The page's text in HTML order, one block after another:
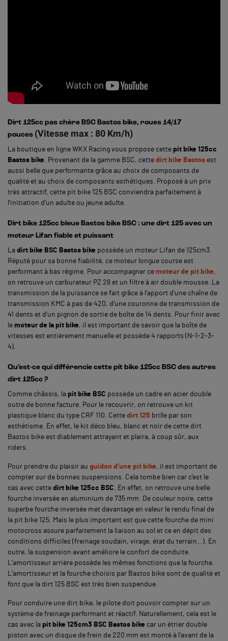
Dirt 125cc pas chère BSC Bastos bike, roues 14/17
pouces (Vitesse max : 80 Km/h)
La boutique en ligne WKX Racing vous propose cette pit bike 125cc
Bastos bike . Provenant de la gamme BSC, cette dirt bike Bastos est
aussi belle que performante grâce au choix de composants de
qualité et au choix de composants esthétiques.
Proposé à un prix
très attractif, cette pit bike 125 BSC conviendra parfaitement à
l’initiation d’un adulte ou jeune adulte.
Dirt bike 125cc bleue Bastos bike BSC : une dirt 125 avec un
moteur Lifan fiable et puissant
La dirt bike BSC Bastos bike possède un moteur Lifan de 125cm3.
Réputé pour sa bonne fiabilité, ce moteur longue course est
performant à bas régime. Pour accompagner ce moteur de pit bike,
on retrouve un carburateur PZ 26 et un filtre à air double mousse. La
transmission de la puissance se fait grâce à l’apport d’une chaîne de
transmission KMC à pas de 420, d’une couronne de transmission de
41 dents et d’un pignon de sortie de boîte de 14 dents. Pour finir avec
le moteur de la pit bike, il est important de savoir que la boîte de
vitesses est entièrement manuelle et possède 4 rapports (N-1-2-3-
4).
Qu’est-ce qui différencie cette pit bike 125cc BSC des autres
dirt 125cc ?
Comme châssis, la pit bike BSC possède un cadre en acier double
outre de bonne facture. Pour le recouvrir, on retrouve un kit
plastique blanc du type CRF 110. Cette dirt 125 brille par son
esthétisme. En effet, le kit déco bleu, blanc et noir de cette dirt
Bastos bike est diablement attrayant et plaira, à coup sûr, aux
riders.
Pour prendre du plaisir au guidon d’une pit bike, il est important de
compter sur de bonnes suspensions. Cela tombe bien car c’est le
cas avec cette dirt bike 125cc BSC . En effet, on retrouve une belle
fourche inversée en aluminium de 735 mm. De couleur noire, cette
superbe fourche inversée met davantage en valeur le rendu final de
la pit bike 125. Mais le plus important est que cette fourche de mini
motocross assure parfaitement la liaison au sol et ce en dépit des
conditions difficiles (freinage soudain, virage, état du terrain…). En
outre, la suspension avant améliore le confort de conduite.
L’amortisseur arrière possède les mêmes fonctions que la fourche.
L’amortisseur et la fourche choisis par Bastos bike sont de qualité et
font que la dirt 125 BSC est très bien suspendue.
Pour conduire une dirt bike, le pilote doit pouvoir compter sur un
système de freinage performant et réactif. Naturellement, cela est le
cas avec la pit bike 125cm3 BSC Bastos bike car un étrier double
piston avec un disque de frein de 220 mm est monté à l’avant de la